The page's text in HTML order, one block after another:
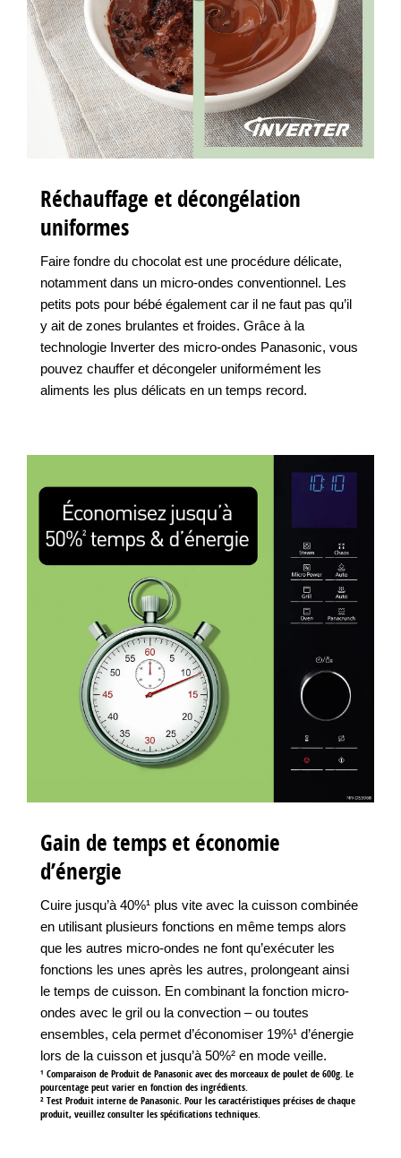
Réchauffage et décongélation
uniformes
Faire fondre du chocolat est une procédure délicate,
notamment dans un micro-ondes conventionnel. Les
petits pots pour bébé également car il ne faut pas qu’il
y ait de zones brulantes et froides. Grâce à la
technologie Inverter des micro-ondes Panasonic, vous
pouvez chauffer et décongeler uniformément les
aliments les plus délicats en un temps record.
Gain de temps et économie
d’énergie
Cuire jusqu’à 40%¹ plus vite avec la cuisson combinée
en utilisant plusieurs fonctions en même temps alors
que les autres micro-ondes ne font qu’exécuter les
fonctions les unes après les autres, prolongeant ainsi
le temps de cuisson. En combinant la fonction micro-
ondes avec le gril ou la convection – ou toutes
ensembles, cela permet d’économiser 19%¹ d’énergie
lors de la cuisson et jusqu’à 50%² en mode veille.
¹ Comparaison de Produit de Panasonic avec des morceaux de poulet de 600g. Le
pourcentage peut varier en fonction des ingrédients.
² Test Produit interne de Panasonic. Pour les caractéristiques précises de chaque
produit, veuillez consulter les spécifications techniques.